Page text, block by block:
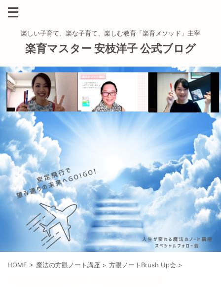
楽しい子育て、楽な子育て、楽しむ教育「楽育メソッド」主宰
楽育マスター 安枝洋子 公式ブログ
HOME > 魔法の方眼ノート講座 > 方眼ノートBrush Up会 >